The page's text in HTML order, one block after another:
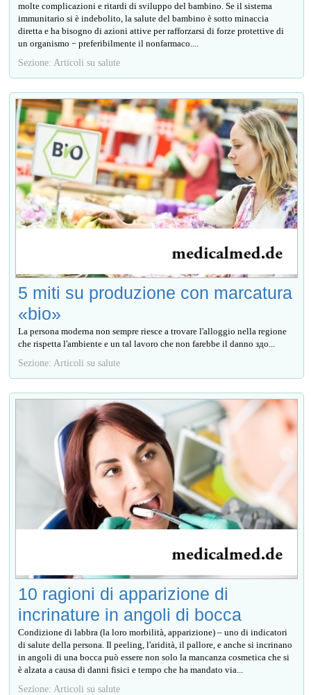
molte complicazioni e ritardi di sviluppo del bambino. Se il sistema
immunitario si è indebolito, la salute del bambino è sotto minaccia
diretta e ha bisogno di azioni attive per rafforzarsi di forze protettive di
un organismo − preferibilmente il nonfarmaco....
Sezione: Articoli su salute
5 miti su produzione con marcatura
«bio»
La persona moderna non sempre riesce a trovare l'alloggio nella regione
che rispetta l'ambiente e un tal lavoro che non farebbe il danno здо...
Sezione: Articoli su salute
10 ragioni di apparizione di
incrinature in angoli di bocca
Condizione di labbra (la loro morbilità, apparizione) – uno di indicatori
di salute della persona. Il peeling, l'aridità, il pallore, e anche si incrinano
in angoli di una bocca può essere non solo la mancanza cosmetica che si
è alzata a causa di danni fisici e tempo che ha mandato via...
Sezione: Articoli su salute